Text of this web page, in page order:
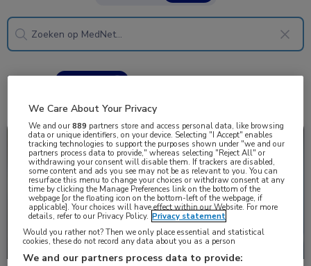
7 resultaten
Nieuws Gastro-enterologie, Infectieziekten
We Care About Your Privacy
We and our889 partners store and access personal data, like browsing
data or unique identifiers, on your device. Selecting "I Accept" enables
tracking technologies to support the purposes shown under "we and our
partners process data to provide," whereas selecting "Reject All" or
withdrawing your consent will disable them. If trackers are disabled,
some content and ads you see may not be as relevant to you. You can
resurface this menu to change your choices or withdraw consent at any
time by clicking the Manage Preferences link on the bottom of the
webpage [or the floating icon on the bottom-left of the webpage, if
applicable]. Your choices will have effect within our Website. For more
details, refer to our Privacy Policy. Privacy statement
Would you rather not? Then we only place essential and statistical
cookies, these do not record any data about you as a person
We and our partners process data to provide: